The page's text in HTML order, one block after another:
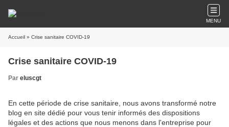
MENU
Accueil » Crise sanitaire COVID-19
Crise sanitaire COVID-19
Par eluscgt
En cette période de crise sanitaire, nous avons transformé notre
blog en site dédié pour vous tenir informés des dispositions
légales et des actions que nous menons dans l'entreprise pour